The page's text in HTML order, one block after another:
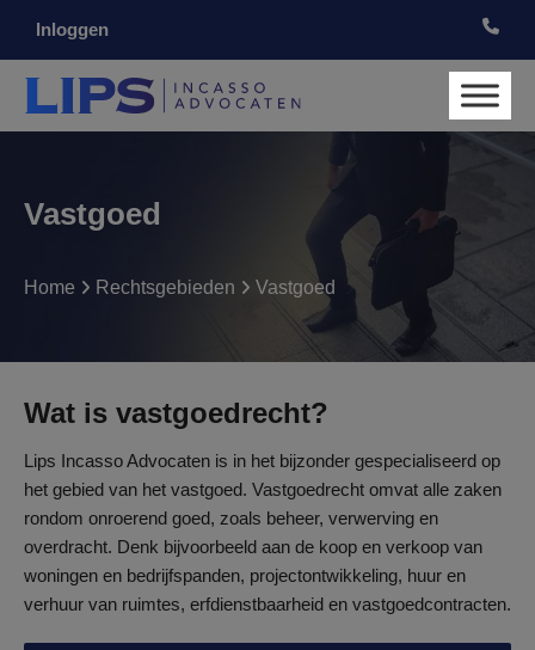
Inloggen
Vastgoed
Home Rechtsgebieden Vastgoed
Wat is vastgoedrecht?
Lips Incasso Advocaten is in het bijzonder gespecialiseerd op
het gebied van het vastgoed. Vastgoedrecht omvat alle zaken
rondom onroerend goed, zoals beheer, verwerving en
overdracht. Denk bijvoorbeeld aan de koop en verkoop van
woningen en bedrijfspanden, projectontwikkeling, huur en
verhuur van ruimtes, erfdienstbaarheid en vastgoedcontracten.